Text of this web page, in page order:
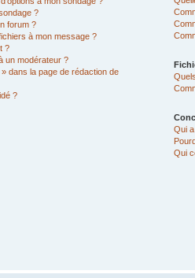
?
forum ?
à mon message ?
?
un modérateur ?
dans la page de rédaction de
?
Qui
Qui